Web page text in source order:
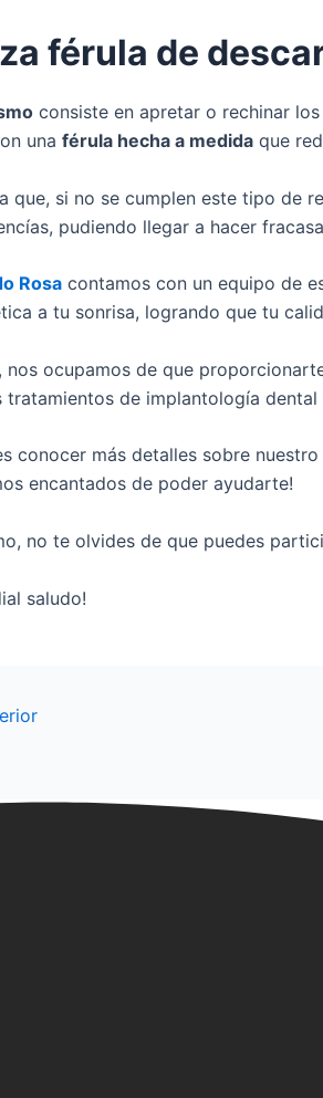
férula de
consiste en apretar o rechinar
una férula hecha a medida que
que, si no se cumplen este tipo de
pudiendo llegar a hacer
Rosa contamos con un equipo de
a tu sonrisa, logrando que tu
nos ocupamos de que
tratamientos de implantología dental
conocer más detalles sobre
encantados de poder ayudarte!
no te olvides de que puedes
saludo!